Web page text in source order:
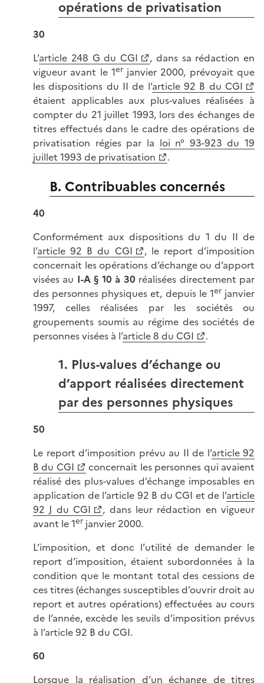
opérations de privatisation
30
L’article 248 G du CGI
, dans sa rédaction en
vigueur avant le 1erjanvier 2000, prévoyait que
les dispositions du II de l’article 92 B du CGI
étaient applicables aux plus-values réalisées à
compter du 21 juillet 1993, lors des échanges de
titres effectués dans le cadre des opérations de
privatisation régies par la loi n° 93-923 du 19
juillet 1993 de privatisation
.
B. Contribuables concernés
40
Conformément aux dispositions du 1 du II de
l’article 92 B du CGI
, le report d’imposition
concernait les opérations d’échange ou d’apport
visées au I-A § 10 à 30 réalisées directement par
des personnes physiques et, depuis le 1erjanvier
1997, celles réalisées par les sociétés ou
groupements soumis au régime des sociétés de
personnes visées à l’article 8 du CGI .
1. Plus-values d’échange ou
d’apport réalisées directement
par des personnes physiques
50
Le report d’imposition prévu au II de l’article 92
B du CGI
concernait les personnes qui avaient
réalisé des plus-values d’échange imposables en
application de l’article 92 B du CGI et de l’article
92 J du CGI
, dans leur rédaction en vigueur
avant le 1er janvier 2000.
L’imposition, et donc l’utilité de demander le
report d’imposition, étaient subordonnées à la
condition que le montant total des cessions de
ces titres (échanges susceptibles d’ouvrir droit au
report et autres opérations) effectuées au cours
de l’année, excède les seuils d’imposition prévus
à l’article 92 B du CGI.
60
Lorsque la réalisation d’un échange de titres